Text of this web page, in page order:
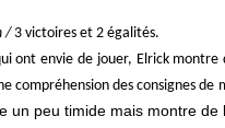
/ 3 victoires et 2 égalités.
ont envie de jouer, Elrick
compréhension des consignes
un peu timide mais montre de